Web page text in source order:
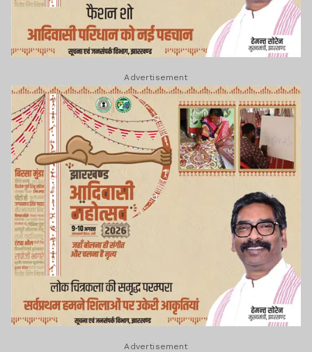
Advertisement
Advertisement